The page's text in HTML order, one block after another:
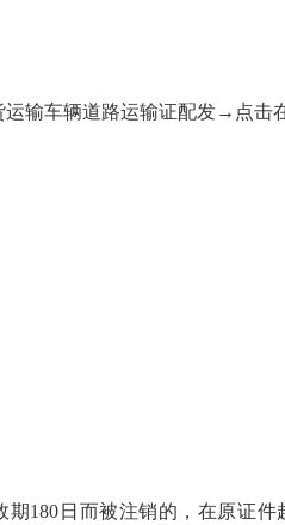
输车辆道路运输证配发→点击
180日而被注销的，在原证件